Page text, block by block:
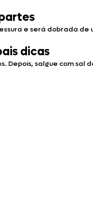
e será dobrada
dicas
salgue com